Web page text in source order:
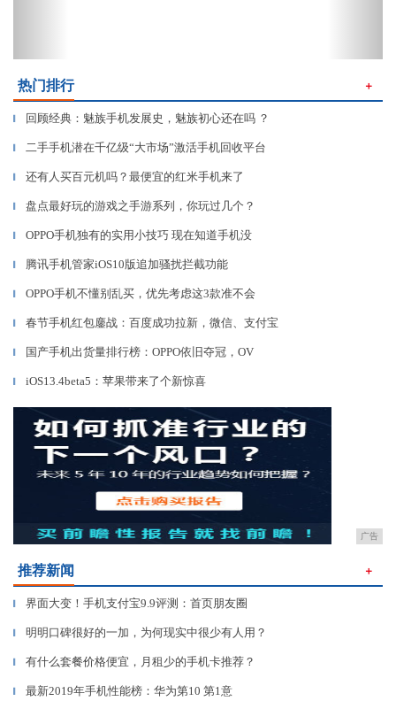
热门排行 ＋
▎ 回顾经典：魅族手机发展史，魅族初心还在吗 ？
▎ 二手手机潜在千亿级“大市场”激活手机回收平台
▎ 还有人买百元机吗？最便宜的红米手机来了
▎ 盘点最好玩的游戏之手游系列，你玩过几个？
▎ OPPO手机独有的实用小技巧 现在知道手机没
▎ 腾讯手机管家iOS10版追加骚扰拦截功能
▎ OPPO手机不懂别乱买，优先考虑这3款准不会
▎ 春节手机红包鏖战：百度成功拉新，微信、支付宝
▎ 国产手机出货量排行榜：OPPO依旧夺冠，OV
▎ iOS13.4beta5：苹果带来了个新惊喜
广告
推荐新闻 ＋
▎ 界面大变！手机支付宝9.9评测：首页朋友圈
▎ 明明口碑很好的一加，为何现实中很少有人用？
▎ 有什么套餐价格便宜，月租少的手机卡推荐？
▎ 最新2019年手机性能榜：华为第10 第1意